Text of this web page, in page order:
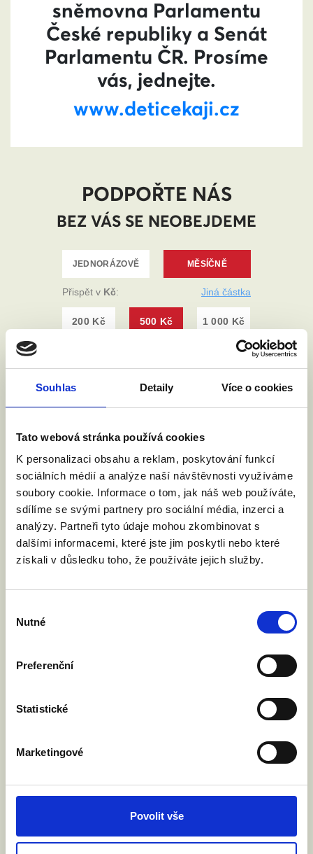
Souhlas Detaily Více o cookies
Tato webová stránka používá cookies
K personalizaci obsahu a reklam, poskytování funkcí
sociálních médií a analýze naší návštěvnosti využíváme
soubory cookie. Informace o tom, jak náš web používáte,
sdílíme se svými partnery pro sociální média, inzerci a
analýzy. Partneři tyto údaje mohou zkombinovat s
dalšími informacemi, které jste jim poskytli nebo které
získali v důsledku toho, že používáte jejich služby.
souhlasu
Nutné
Preferenční
Statistické
Marketingové
Povolit vše
sněmovna Parlamentu
České republiky a Senát
Parlamentu ČR. Prosíme
vás, jednejte.
www.deticekaji.cz
PODPOŘTE NÁS
BEZ VÁS SE NEOBEJDEME
SPRAVEDLNOSTI: DĚTI NESMÍ NA
HRANICÍCH ZTRÁCET SVÉ RODIČE
Rada EU bude v pátek 5. června jednat o